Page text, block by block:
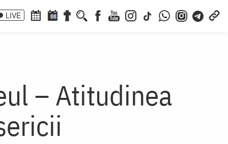
LIVE 08
– Atitudinea